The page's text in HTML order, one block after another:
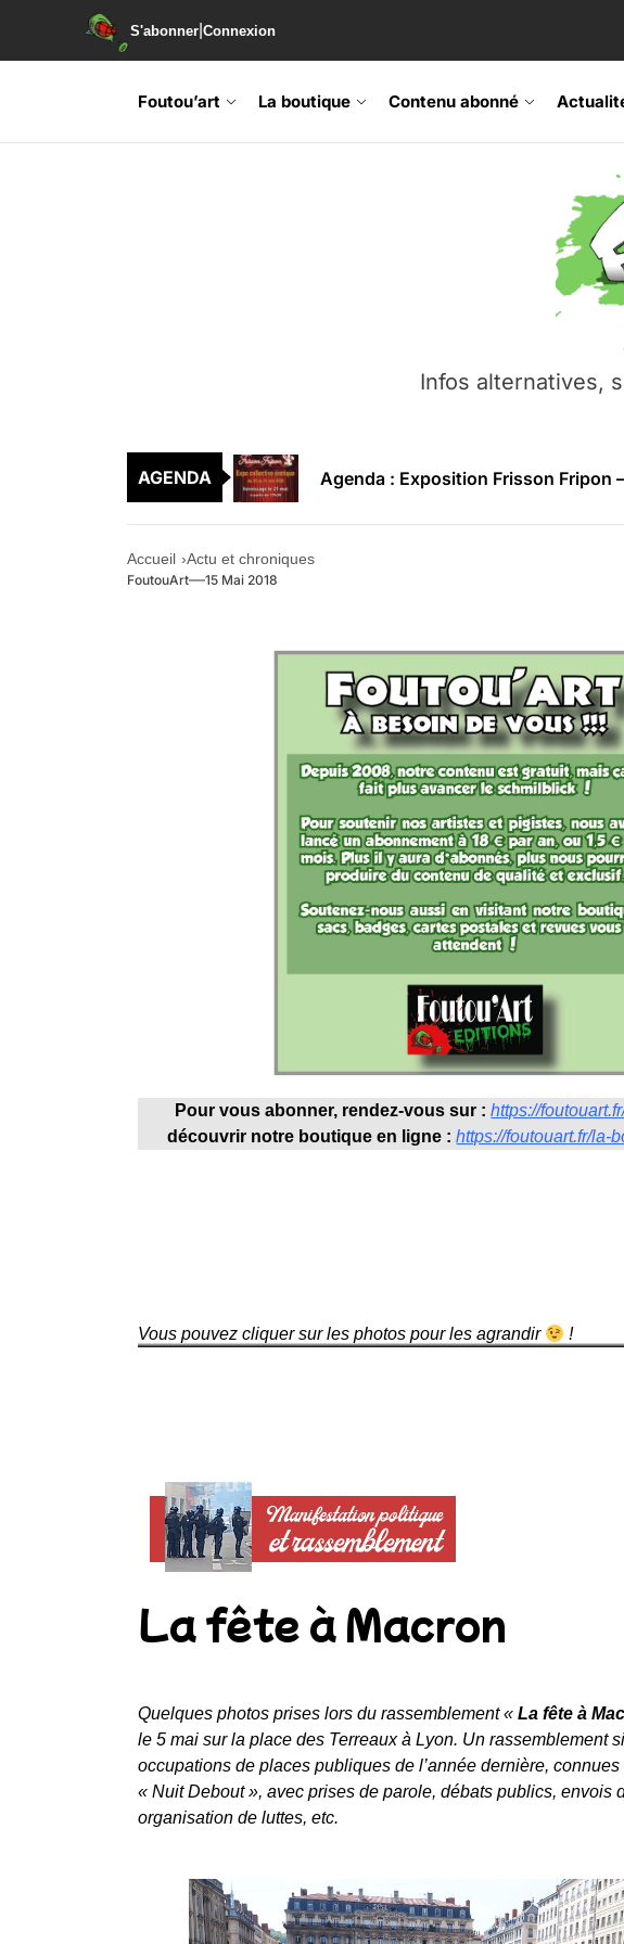
S'abonner Connexion
Foutou’art La boutique Contenu abonné
Infos alternatives,
AGENDA
Agenda : Exposition Frisson Fripon
Retrouvez-nous au Bos’Tock
Soirée de lancement – Ŝtono, un
Agenda : Grand Rassemblement
Accueil Actu et chroniques
FoutouArt 15 Mai 2018
Pour vous abonner, rendez-vous sur : https://
découvrir notre boutique en ligne : https://foutouart.fr/la-
Vous pouvez cliquer sur les photos pour les agrandir !
La fête à Macron
Quelques photos prises lors du rassemblement « La fête à
le 5 mai sur la place des Terreaux à Lyon. Un rassemblement
occupations de places publiques de l’année dernière,
« Nuit Debout », avec prises de parole, débats publics, envois
organisation de luttes, etc.